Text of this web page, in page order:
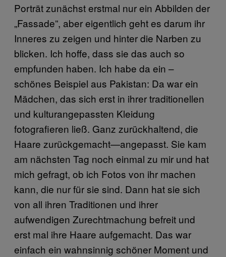
Porträt zunächst erstmal nur ein Abbilden der
„Fassade”, aber eigentlich geht es darum ihr
Inneres zu zeigen und hinter die Narben zu
blicken. Ich hoffe, dass sie das auch so
empfunden haben. Ich habe da ein –
schönes Beispiel aus Pakistan: Da war ein
Mädchen, das sich erst in ihrer traditionellen
und kulturangepassten Kleidung
fotografieren ließ. Ganz zurückhaltend, die
Haare zurückgemacht—angepasst. Sie kam
am nächsten Tag noch einmal zu mir und hat
mich gefragt, ob ich Fotos von ihr machen
kann, die nur für sie sind. Dann hat sie sich
von all ihren Traditionen und ihrer
aufwendigen Zurechtmachung befreit und
erst mal ihre Haare aufgemacht. Das war
einfach ein wahnsinnig schöner Moment und